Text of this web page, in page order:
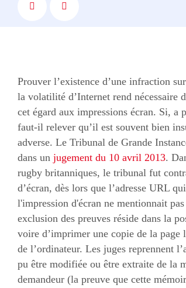
Prouver l’existence d’une infraction
la volatilité d’Internet rend nécessaire
cet égard aux impressions écran. Si, a
faut-il relever qu’il est souvent bien
adverse. Le Tribunal de Grande
dans un jugement du 10 avril 2013.
rugby britanniques, le tribunal fut
d’écran, dès lors que l’adresse URL
l'impression d'écran ne mentionnait
exclusion des preuves réside dans la
voire d’imprimer une copie de la page
de l’ordinateur. Les juges reprennent
pu être modifiée ou être extraite de la
demandeur (la preuve que cette